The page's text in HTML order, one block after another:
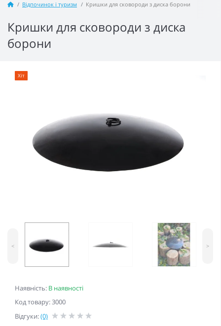
Відпочинок і туризм Кришки для сковороди з диска борони
Кришки для сковороди з диска
борони
Наявність: В наявності
Код товару: 3000
Відгуки:(0)
Хіт
< >